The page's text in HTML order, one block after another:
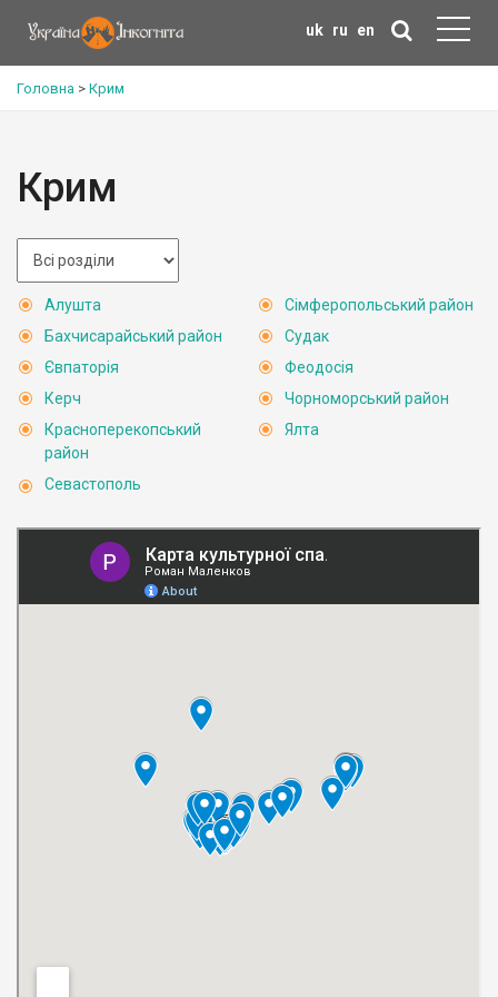
uk ru en
Головна > Крим
Крим
Алушта
Бахчисарайський район
Євпаторія
Керч
Красноперекопський
район
Севастополь
Сімферопольський район
Судак
Феодосія
Чорноморський район
Ялта